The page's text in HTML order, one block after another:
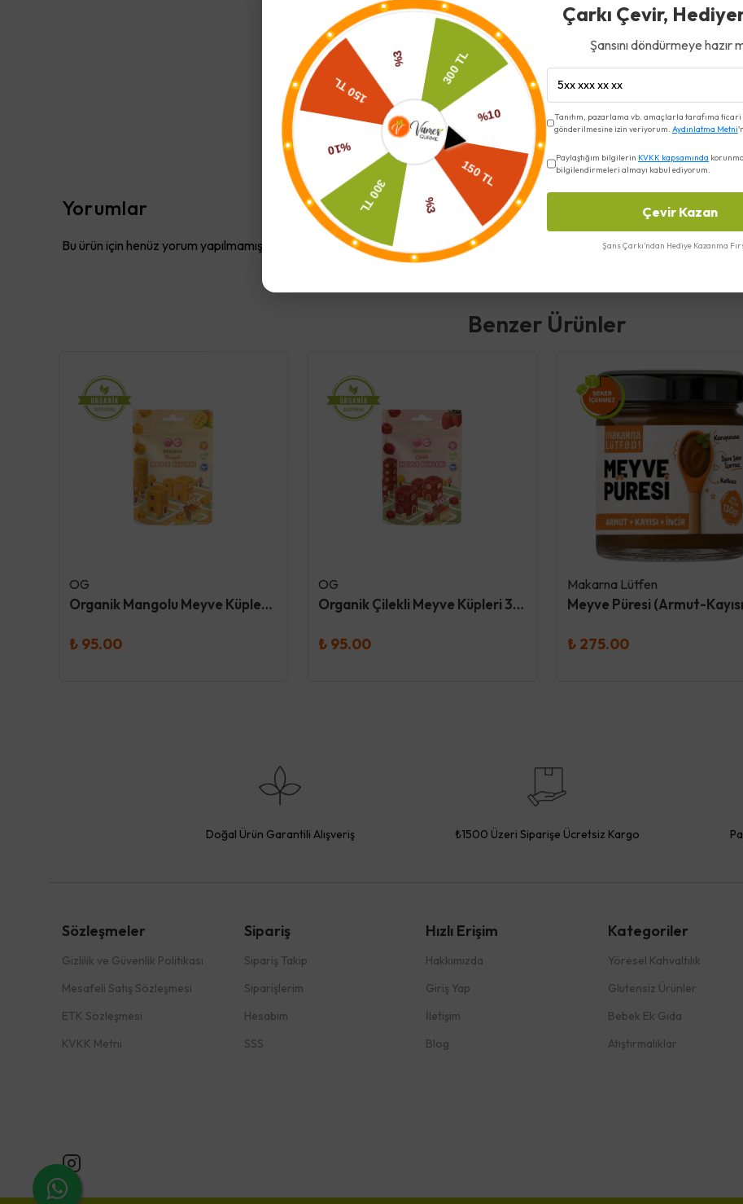
Yorumlar
Bu ürün için henüz yorum yapılmamış.
Benzer Ürünler
OG
Organik Mangolu Meyve Küpleri 30 Gr - Og
₺ 95.00
OG
Organik Çilekli Meyve Küpleri 30 Gr - Og
₺ 95.00
Makarna Lütfen
₺ 275.00
Doğal Ürün Garantili Alışveriş ₺1500 Üzeri Siparişe Ücretsiz Kargo
Sözleşmeler
Gizlilik ve Güvenlik Politikası
Mesafeli Satış Sözleşmesi
ETK Sözleşmesi
KVKK Metni
Sipariş
Sipariş Takip
Siparişlerim
Hesabım
SSS
Hızlı Erişim
Hakkımızda
Giriş Yap
İletişim
Blog
Kategoriler
Yöresel Kahvaltılık
Glutensiz Ürünler
Bebek Ek Gıda
Atıştırmalıklar
Çarkı Çevir,
Şansını döndürmeye hazır
Tanıtım, pazarlama vb. amaçlarla tarafıma
gönderilmesine izin veriyorum. Aydınlatma Metni
Paylaştığım bilgilerin KVKK kapsamında
bilgilendirmeleri almayı kabul ediyorum.
Çevir Kazan
Şans Çarkı'ndan Hediye Kazanma